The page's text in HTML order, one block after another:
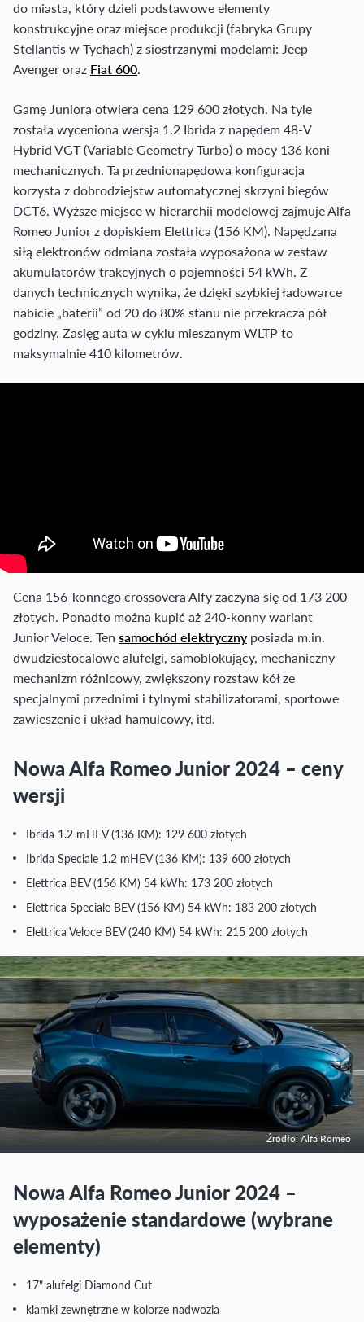
do miasta, który dzieli podstawowe elementy
konstrukcyjne oraz miejsce produkcji (fabryka Grupy
Stellantis w Tychach) z siostrzanymi modelami: Jeep
Avenger oraz Fiat 600.
Gamę Juniora otwiera cena 129 600 złotych. Na tyle
została wyceniona wersja 1.2 Ibrida z napędem 48-V
Hybrid VGT (Variable Geometry Turbo) o mocy 136 koni
mechanicznych. Ta przednionapędowa konfiguracja
korzysta z dobrodziejstw automatycznej skrzyni biegów
DCT6. Wyższe miejsce w hierarchii modelowej zajmuje Alfa
Romeo Junior z dopiskiem Elettrica (156 KM). Napędzana
siłą elektronów odmiana została wyposażona w zestaw
akumulatorów trakcyjnych o pojemności 54 kWh. Z
danych technicznych wynika, że dzięki szybkiej ładowarce
nabicie „baterii” od 20 do 80% stanu nie przekracza pół
godziny. Zasięg auta w cyklu mieszanym WLTP to
maksymalnie 410 kilometrów.
Cena 156-konnego crossovera Alfy zaczyna się od 173 200
złotych. Ponadto można kupić aż 240-konny wariant
Junior Veloce. Ten samochód elektryczny posiada m.in.
dwudziestocalowe alufelgi, samoblokujący, mechaniczny
mechanizm różnicowy, zwiększony rozstaw kół ze
specjalnymi przednimi i tylnymi stabilizatorami, sportowe
zawieszenie i układ hamulcowy, itd.
Nowa Alfa Romeo Junior 2024 – ceny
wersji
Ibrida 1.2 mHEV (136 KM): 129 600 złotych
Ibrida Speciale 1.2 mHEV (136 KM): 139 600 złotych
Elettrica BEV (156 KM) 54 kWh: 173 200 złotych
Elettrica Speciale BEV (156 KM) 54 kWh: 183 200 złotych
Elettrica Veloce BEV (240 KM) 54 kWh: 215 200 złotych
Źródło: Alfa Romeo
Nowa Alfa Romeo Junior 2024 –
wyposażenie standardowe (wybrane
elementy)
17" alufelgi Diamond Cut
klamki zewnętrzne w kolorze nadwozia